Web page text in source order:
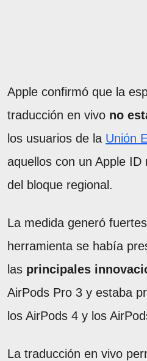
Apple confirmó que la
traducción en vivo no
los usuarios de la Unión
aquellos con un Apple
del bloque regional.
La medida generó
herramienta se había
las principales
AirPods Pro 3 y estaba
los AirPods 4 y los
La traducción en vivo